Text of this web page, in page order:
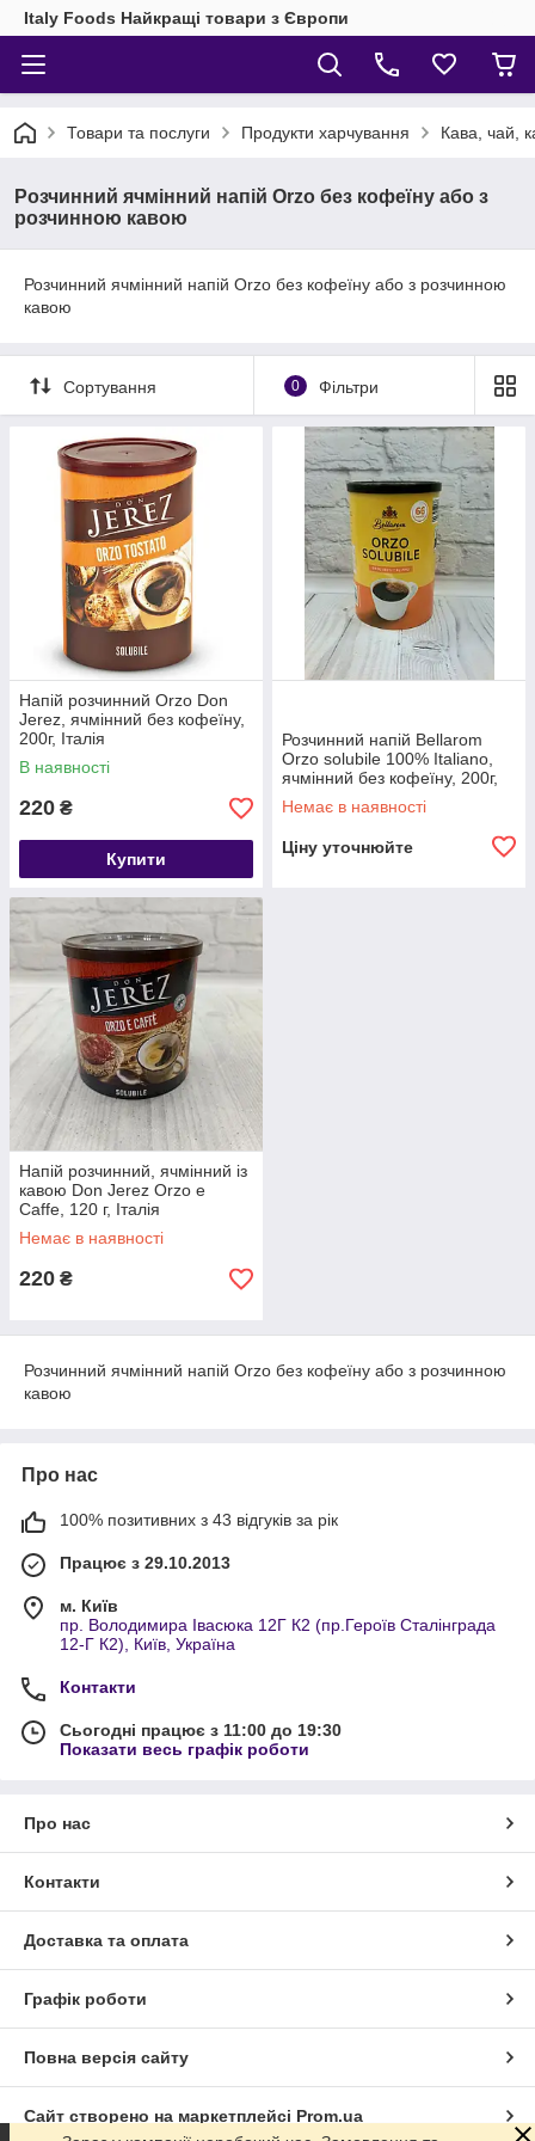
Italy Foods Найкращі товари з Європи
Товари та послуги Продукти харчування Кава, чай,
Розчинний ячмінний напій Orzo без кофеїну або з
розчинною кавою
Розчинний ячмінний напій Orzo без кофеїну або з розчинною
кавою
Сортування 0 Фільтри
Напій розчинний Orzo Don
Jerez, ячмінний без кофеїну,
200г, Італія
В наявності
220 ₴
Купити
Розчинний напій Bellarom
Orzo solubile 100% Italiano,
ячмінний без кофеїну, 200г,
Італія
Немає в наявності
Ціну уточнюйте
Напій розчинний, ячмінний із
кавою Don Jerez Orzo e
Сaffe, 120 г, Італія
Немає в наявності
220 ₴
Розчинний ячмінний напій Orzo без кофеїну або з розчинною
кавою
Про нас
100% позитивних з 43 відгуків за рік
Працює з 29.10.2013
м. Київ
пр. Володимира Івасюка 12Г К2 (пр.Героїв Сталінграда
12-Г К2), Київ, Україна
Контакти
Сьогодні працює з 11:00 до 19:30
Показати весь графік роботи
Про нас
Контакти
Доставка та оплата
Графік роботи
Повна версія сайту
Сайт створено на маркетплейсі Prom.ua